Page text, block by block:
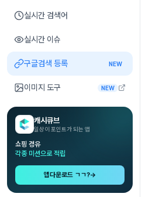
실시간 검색어
실시간 이슈
구글검색 등록 NEW
이미지 도구 NEW
캐시큐브
일상이 포인트가 되는 앱
쇼핑 경유
각종 미션으로 적립
앱다운로드 ㄱㄱ?→